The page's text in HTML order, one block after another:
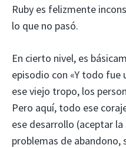
Ruby es felizmente
lo que no pasó.
En cierto nivel, es
episodio con «Y todo fue
ese viejo tropo, los
Pero aquí, todo ese
ese desarrollo (aceptar
problemas de abandono,